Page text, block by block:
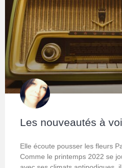
Les nouveautés à
Elle écoute pousser les fleurs
Comme le printemps 2022 se